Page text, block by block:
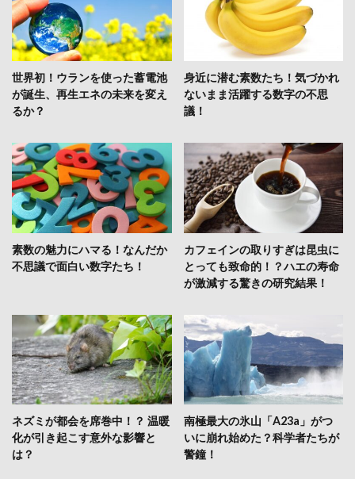
世界初！ウランを使った蓄電池
が誕生、再生エネの未来を変え
るか？
身近に潜む素数たち！気づかれ
ないまま活躍する数字の不思
議！
素数の魅力にハマる！なんだか
不思議で面白い数字たち！
カフェインの取りすぎは昆虫に
とっても致命的！？ハエの寿命
が激減する驚きの研究結果！
ネズミが都会を席巻中！？ 温暖
化が引き起こす意外な影響と
は？
南極最大の氷山「A23a」がつ
いに崩れ始めた？科学者たちが
警鐘！